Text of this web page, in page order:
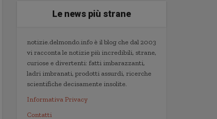
Le news più strane
notizie.delmondo.info è il blog che dal 2003
vi racconta le notizie più incredibili, strane,
curiose e divertenti: fatti imbarazzanti,
ladri imbranati, prodotti assurdi, ricerche
scientifiche decisamente insolite.
Informativa Privacy
Contatti